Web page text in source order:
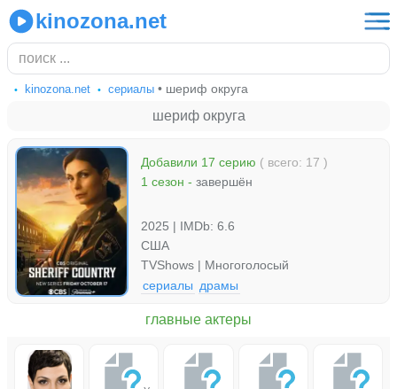
kinozona.net
kinozona.net сериалы • шериф округа
шериф округа
Добавили 17 серию ( всего: 17 )
1 сезон -завершён
2025 | IMDb: 6.6
США
TVShows | Многоголосый
сериалы драмы
главные актеры